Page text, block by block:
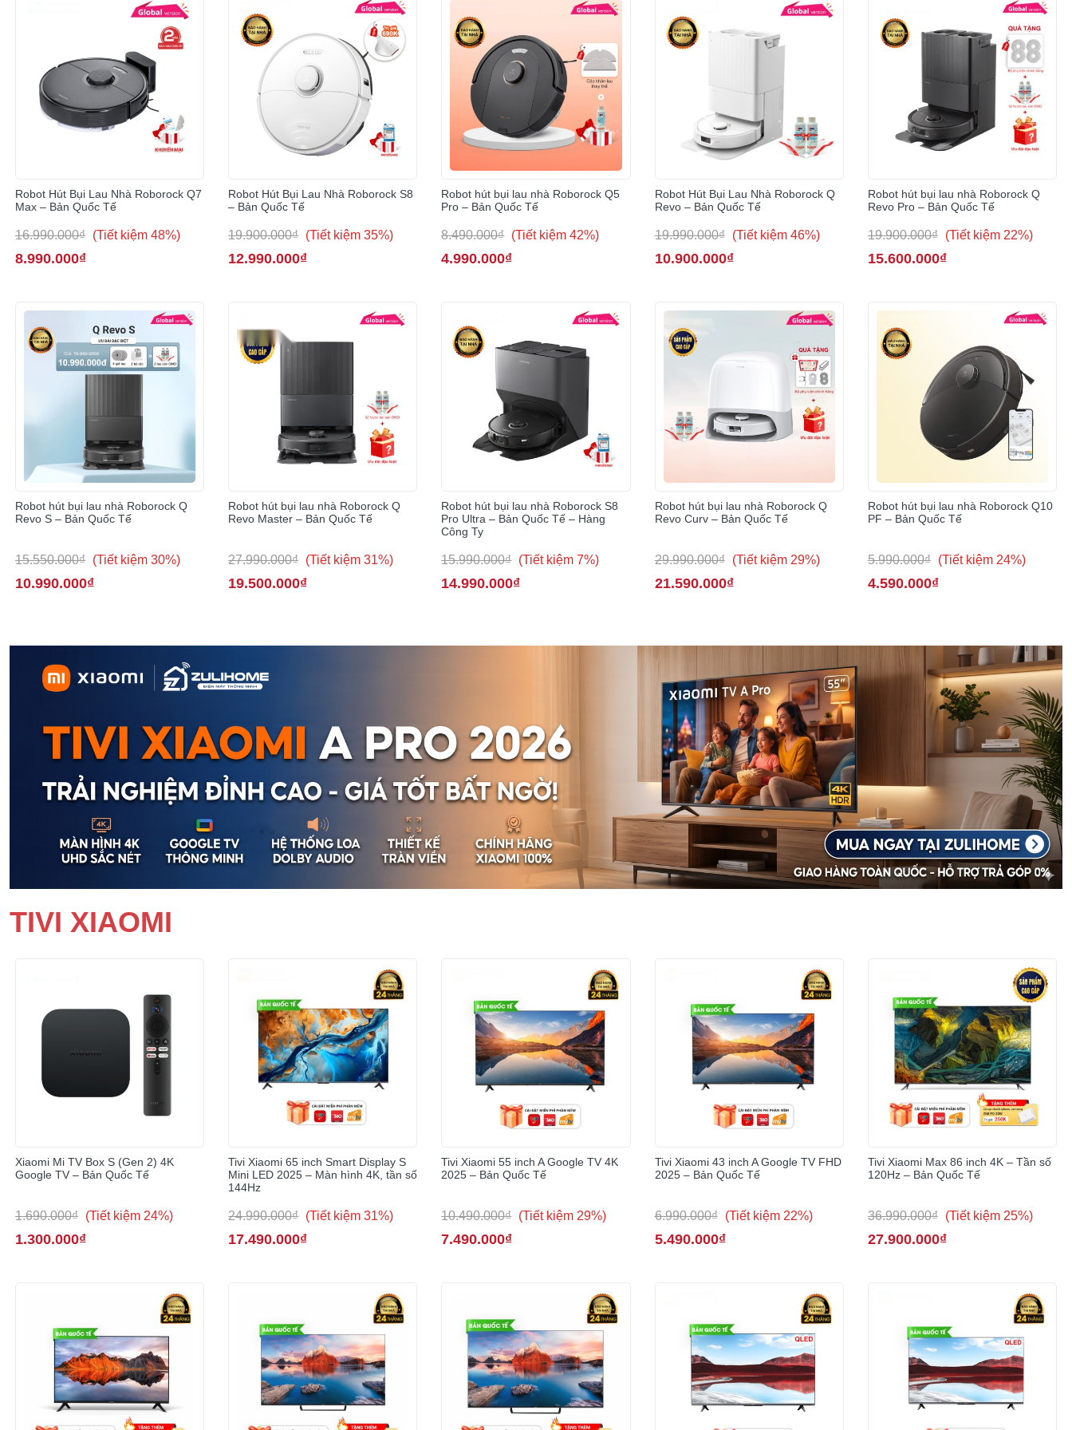
Robot Hút Bụi Lau Nhà Roborock Q7
Max – Bản Quốc Tế
16.990.000₫ (Tiết kiệm 48%)
8.990.000₫
Robot Hút Bụi Lau Nhà Roborock S8
– Bản Quốc Tế
19.900.000₫ (Tiết kiệm 35%)
12.990.000₫
Robot hút bụi lau nhà Roborock Q5
Pro – Bản Quốc Tế
8.490.000₫ (Tiết kiệm 42%)
4.990.000₫
Robot Hút Bụi Lau Nhà Roborock Q
Revo – Bản Quốc Tế
19.990.000₫ (Tiết kiệm 46%)
10.900.000₫
Robot hút bụi lau nhà Roborock Q
Revo Pro – Bản Quốc Tế
19.900.000₫ (Tiết kiệm 22%)
15.600.000₫
Robot hút bụi lau nhà Roborock Q
Revo S – Bản Quốc Tế
15.550.000₫ (Tiết kiệm 30%)
10.990.000₫
Robot hút bụi lau nhà Roborock Q
Revo Master – Bản Quốc Tế
27.990.000₫ (Tiết kiệm 31%)
19.500.000₫
Robot hút bụi lau nhà Roborock S8
Pro Ultra – Bản Quốc Tế – Hàng
Công Ty
15.990.000₫ (Tiết kiệm 7%)
14.990.000₫
Robot hút bụi lau nhà Roborock Q
Revo Curv – Bản Quốc Tế
29.990.000₫ (Tiết kiệm 29%)
21.590.000₫
Robot hút bụi lau nhà Roborock Q10
PF – Bản Quốc Tế
5.990.000₫ (Tiết kiệm 24%)
4.590.000₫
TIVI XIAOMI
Xiaomi Mi TV Box S (Gen 2) 4K
Google TV – Bản Quốc Tế
1.690.000₫ (Tiết kiệm 24%)
1.300.000₫
Tivi Xiaomi 65 inch Smart Display S
Mini LED 2025 – Màn hình 4K, tần số
144Hz
24.990.000₫ (Tiết kiệm 31%)
17.490.000₫
Tivi Xiaomi 55 inch A Google TV 4K
2025 – Bản Quốc Tế
10.490.000₫ (Tiết kiệm 29%)
7.490.000₫
Tivi Xiaomi 43 inch A Google TV FHD
2025 – Bản Quốc Tế
6.990.000₫ (Tiết kiệm 22%)
5.490.000₫
Tivi Xiaomi Max 86 inch 4K – Tần số
120Hz – Bản Quốc Tế
36.990.000₫ (Tiết kiệm 25%)
27.900.000₫